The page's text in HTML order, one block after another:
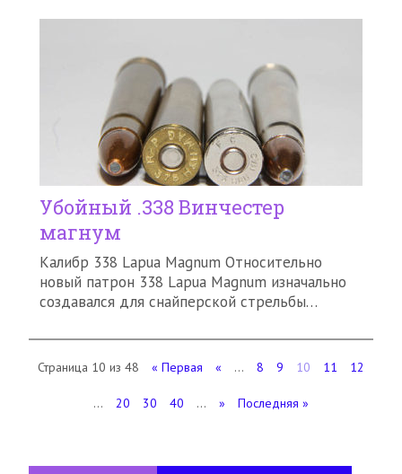
Убойный .338 Винчестер
магнум
Калибр 338 Lapua Magnum Относительно
новый патрон 338 Lapua Magnum изначально
создавался для снайперской стрельбы…
Страница 10 из 48 « Первая « ... 8 9 10 11 12
... 20 30 40 ... » Последняя »